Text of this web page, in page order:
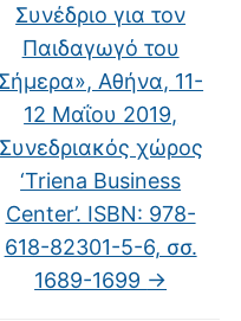
Συνέδριο για τον
Παιδαγωγό του
Σήμερα», Αθήνα, 11-
12 Μαΐου 2019,
Συνεδριακός χώρος
‘Triena Business
Center’. ISBN: 978-
618-82301-5-6, σσ.
1689-1699 →